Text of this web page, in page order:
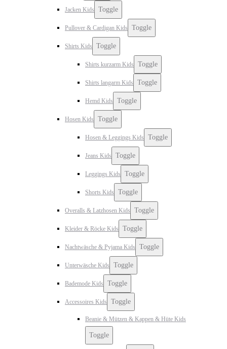
Jacken Kids Toggle
Pullover & Cardigan Kids Toggle
Shirts Kids Toggle
Shirts kurzarm Kids Toggle
Shirts langarm Kids Toggle
Hemd Kids Toggle
Hosen Kids Toggle
Hosen & Leggings Kids Toggle
Jeans Kids Toggle
Leggings Kids Toggle
Shorts Kids Toggle
Overalls & Latzhosen Kids Toggle
Kleider & Röcke Kids Toggle
Nachtwäsche & Pyjama Kids Toggle
Unterwäsche Kids Toggle
Bademode Kids Toggle
Accessoires Kids Toggle
Beanie & Mützen & Kappen & Hüte Kids
Toggle